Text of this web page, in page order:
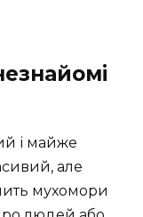
і майже
але
мухомори